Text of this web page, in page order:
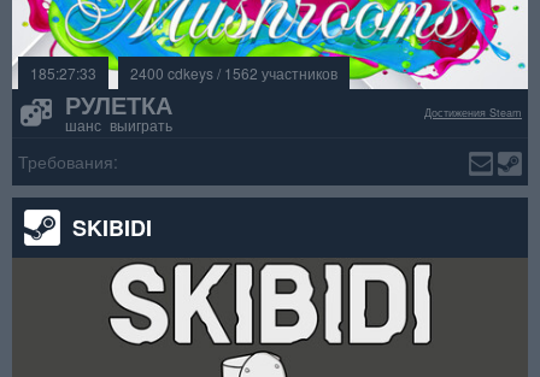
185:27:33 2400 cdkeys / 1562 участников
РУЛЕТКА
шанс выиграть
Достижения Steam
Требования:
SKIBIDI